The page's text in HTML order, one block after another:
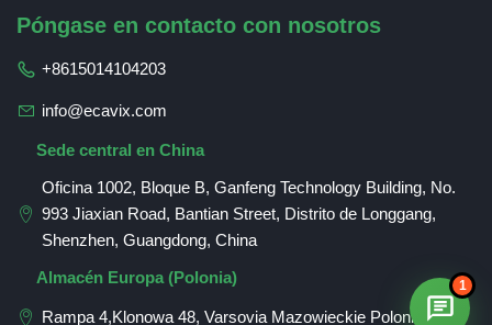
1
Póngase en contacto con nosotros
+8615014104203
info@ecavix.com
Sede central en China
Oficina 1002, Bloque B, Ganfeng Technology Building, No.
993 Jiaxian Road, Bantian Street, Distrito de Longgang,
Shenzhen, Guangdong, China
Almacén Europa (Polonia)
Rampa 4,Klonowa 48, Varsovia Mazowieckie Polonia